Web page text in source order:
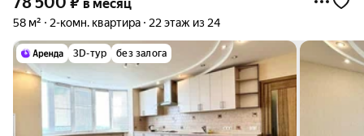
в месяц
58 м² 2-комн. квартира 22 этаж из 24
3D-тур без залога